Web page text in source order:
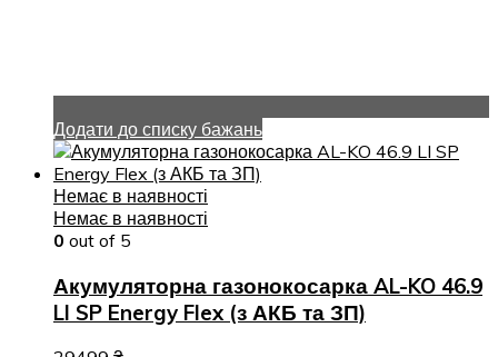
Додати до списку бажань
Немає в наявності
Немає в наявності
0 out of 5
Акумуляторна газонокосарка AL-KO 46.9
LI SP Energy Flex (з АКБ та ЗП)